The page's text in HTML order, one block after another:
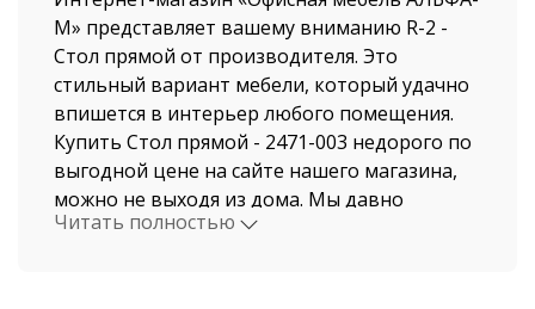
М» представляет вашему вниманию R-2 -
Стол прямой от производителя. Это
стильный вариант мебели, который удачно
впишется в интерьер любого помещения.
Купить Стол прямой - 2471-003 недорого по
выгодной цене на сайте нашего магазина,
можно не выходя из дома. Мы давно
работаем в этой индустрии, поэтому
Читать полностью